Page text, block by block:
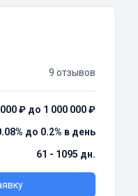
9 отзывов
₽ до 1 000 000 ₽
до 0.2% в день
61 - 1095 дн.